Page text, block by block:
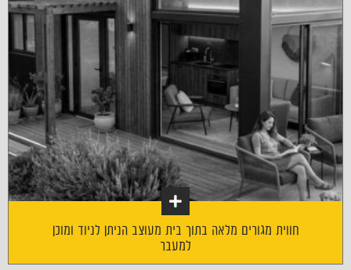
חווית מגורים מלאה בתוך בית מעוצב הניתן לניוד ומוכן
למעבר